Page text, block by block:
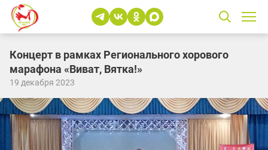
Концерт в рамках Регионального хорового
марафона «Виват, Вятка!»
19 декабря 2023